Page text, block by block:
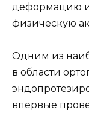
деформацию и
физическую
Одним из
в области
впервые